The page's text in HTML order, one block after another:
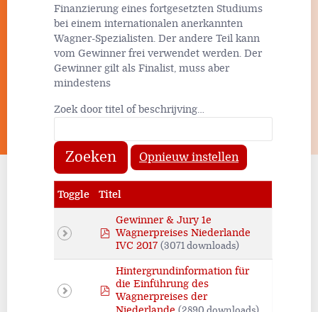
Finanzierung eines fortgesetzten Studiums
bei einem internationalen anerkannten
Wagner-Spezialisten. Der andere Teil kann
vom Gewinner frei verwendet werden. Der
Gewinner gilt als Finalist, muss aber
mindestens
Zoek door titel of beschrijving…
Zoeken Opnieuw instellen
Toggle Titel
pdf
Gewinner & Jury 1e
Wagnerpreises Niederlande
IVC 2017 (3071 downloads)
pdf
Hintergrundinformation für
die Einführung des
Wagnerpreises der